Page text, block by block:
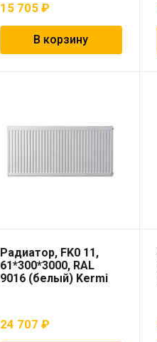
15 705 ₽
В корзину
Радиатор, FK0 11,
61*300*3000, RAL
9016 (белый) Kermi
24 707 ₽